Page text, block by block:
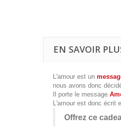
EN SAVOIR
L'amour est un
nous avons donc
Il porte le message
L'amour est donc écrit
Offrez ce